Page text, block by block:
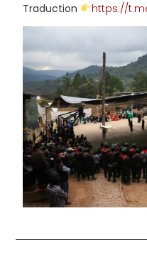
Traduction
https://